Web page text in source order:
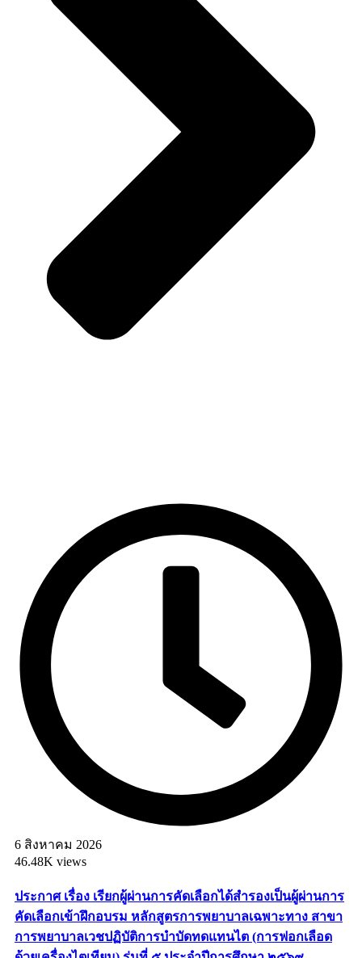
6 สิงหาคม 2026
46.48K views
ประกาศ เรื่อง เรียกผู้ผ่านการคัดเลือกได้สำรองเป็นผู้ผ่านการ
คัดเลือกเข้าฝึกอบรม หลักสูตรการพยาบาลเฉพาะทาง สาขา
การพยาบาลเวชปฏิบัติการบำบัดทดแทนไต (การฟอกเลือด